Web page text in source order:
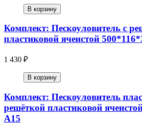
В корзину
Комплект: Пескоуловитель с
пластиковой ячеистой
1 430 ₽
В корзину
Комплект: Пескоуловитель
решёткой пластиковой
А15